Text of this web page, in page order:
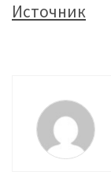
Источник